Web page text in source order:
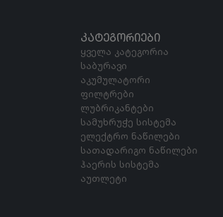
ᲙᲐᲢᲔᲒᲝᲠᲘᲔᲑᲘ
ყველა კატეგორია
საბურავი
აკუმულატორი
ფილტრები
ლუბრიკანტები
სამუხრუჭე სისტემა
ელექტრო ნაწილები
სათადარიგო ნაწილები
ჰაერის სისტემა
აუთლეტი